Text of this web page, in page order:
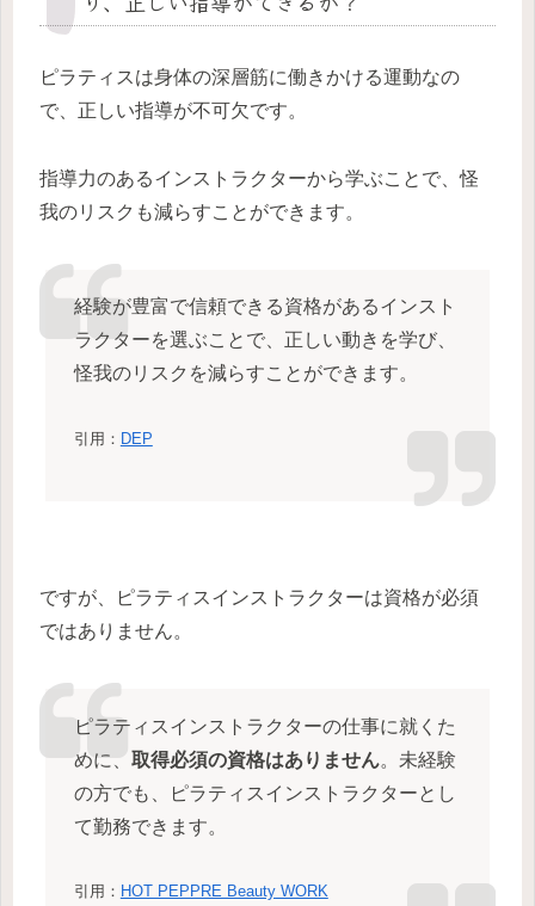
ピラティスは身体の深層筋に働きかける運動なの
で、正しい指導が不可欠です。
指導力のあるインストラクターから学ぶことで、怪
我のリスクも減らすことができます。
経験が豊富で信頼できる資格があるインスト
ラクターを選ぶことで、正しい動きを学び、
怪我のリスクを減らすことができます。
引用： DEP
ですが、ピラティスインストラクターは資格が必須
ではありません。
ピラティスインストラクターの仕事に就くた
めに、 取得必須の資格はありません。未経験
の方でも、ピラティスインストラクターとし
て勤務できます。
引用： HOT PEPPRE Beauty WORK